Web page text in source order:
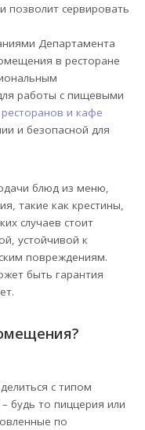
позволит сервировать
Департамента
в ресторане
работы с пищевыми
и кафе
и безопасной для
блюд из меню,
такие как крестины,
случаев стоит
устойчивой к
повреждениям.
быть гарантия
с типом
будь то пиццерия или
по